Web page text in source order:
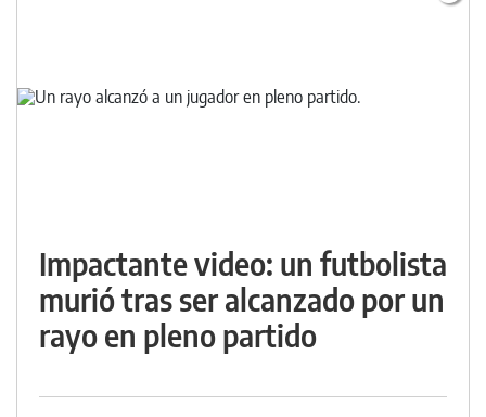
Impactante video: un futbolista
murió tras ser alcanzado por un
rayo en pleno partido